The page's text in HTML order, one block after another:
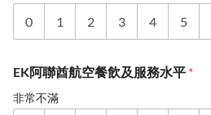
0 1 2 3 4 5
EK阿聯酋航空餐飲及服務水平 *
非常不滿